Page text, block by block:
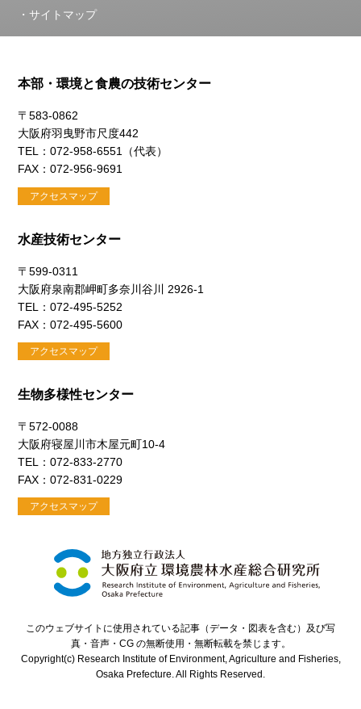
サイトマップ
本部・環境と食農の技術センター
〒583-0862
大阪府羽曳野市尺度442
TEL：072-958-6551（代表）
FAX：072-956-9691
アクセスマップ
水産技術センター
〒599-0311
大阪府泉南郡岬町多奈川谷川 2926-1
TEL：072-495-5252
FAX：072-495-5600
アクセスマップ
生物多様性センター
〒572-0088
大阪府寝屋川市木屋元町10-4
TEL：072-833-2770
FAX：072-831-0229
アクセスマップ
このウェブサイトに使用されている記事（データ・図表を含む）及び写
真・音声・CG の無断使用・無断転載を禁じます。
Copyright(c) Research Institute of Environment, Agriculture and Fisheries,
Osaka Prefecture. All Rights Reserved.